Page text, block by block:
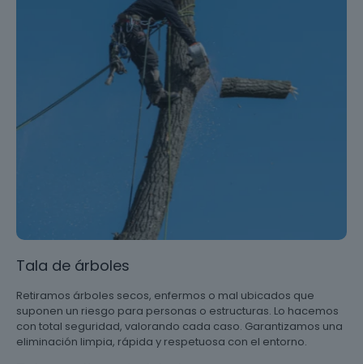
Tala de árboles
Retiramos árboles secos, enfermos o mal ubicados que
suponen un riesgo para personas o estructuras. Lo hacemos
con total seguridad, valorando cada caso. Garantizamos una
eliminación limpia, rápida y respetuosa con el entorno.